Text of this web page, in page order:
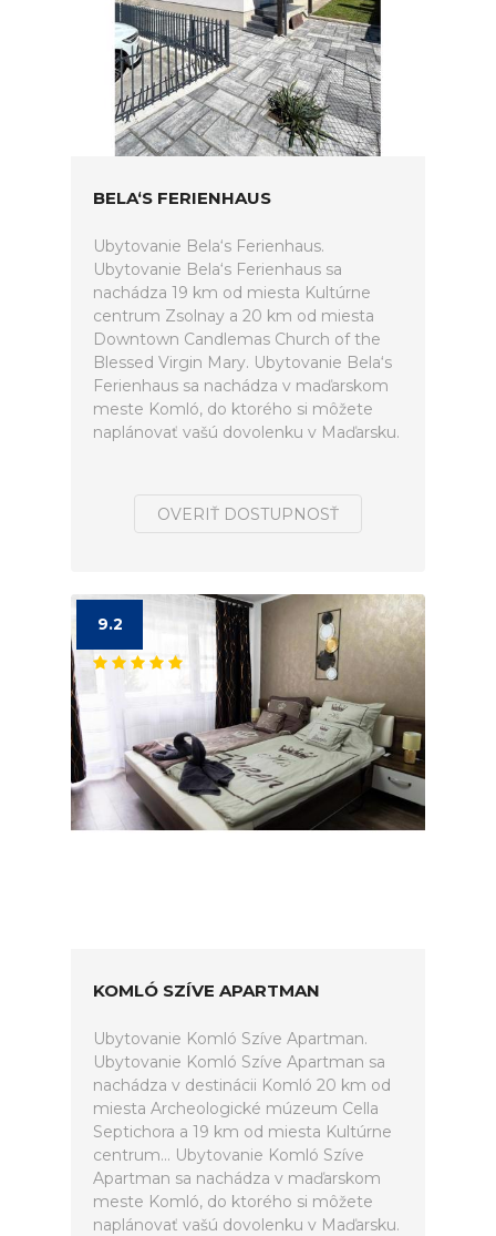
BELA‘S FERIENHAUS
Ubytovanie Bela‘s Ferienhaus.
Ubytovanie Bela‘s Ferienhaus sa
nachádza 19 km od miesta Kultúrne
centrum Zsolnay a 20 km od miesta
Downtown Candlemas Church of the
Blessed Virgin Mary. Ubytovanie Bela‘s
Ferienhaus sa nachádza v maďarskom
meste Komló, do ktorého si môžete
naplánovať vašú dovolenku v Maďarsku.
OVERIŤ DOSTUPNOSŤ
9.2
KOMLÓ SZÍVE APARTMAN
Ubytovanie Komló Szíve Apartman.
Ubytovanie Komló Szíve Apartman sa
nachádza v destinácii Komló 20 km od
miesta Archeologické múzeum Cella
Septichora a 19 km od miesta Kultúrne
centrum... Ubytovanie Komló Szíve
Apartman sa nachádza v maďarskom
meste Komló, do ktorého si môžete
naplánovať vašú dovolenku v Maďarsku.